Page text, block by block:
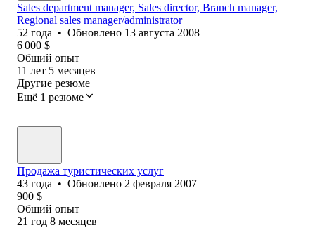
Sales department manager, Sales director, Branch manager,
Regional sales manager/administrator
52 года • Обновлено 13 августа 2008
6 000 $
Общий опыт
11 лет 5 месяцев
Другие резюме
Ещё 1 резюме
Продажа туристических услуг
43 года • Обновлено 2 февраля 2007
900 $
Общий опыт
21 год 8 месяцев